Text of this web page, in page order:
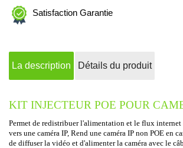
Satisfaction Garantie
La description Détails du produit
KIT INJECTEUR POE POUR
Permet de redistribuer l'alimentation et le flux
vers une caméra IP, Rend une caméra IP non POE en
de diffuser la vidéo et d'alimenter la caméra avec le